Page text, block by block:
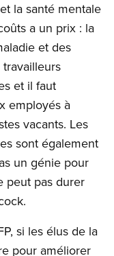
la santé mentale
a un prix : la
et des
et il faut
employés à
vacants. Les
sont également
un génie pour
peut pas durer
si les élus de la
pour améliorer